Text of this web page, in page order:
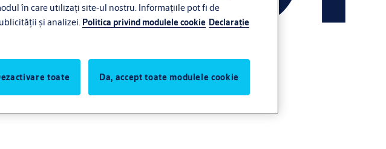
în care utilizați site-ul nostru. Informațiile pot fi de
și analizei. Politica privind modulele cookie Declaraţie
toate Da, accept toate modulele cookie